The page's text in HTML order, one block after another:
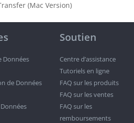
(Mac Version)
Données
de Données
Soutien
Centre d’assistance
Tutoriels en ligne
FAQ sur les produits
FAQ sur les ventes
FAQ sur les
remboursements